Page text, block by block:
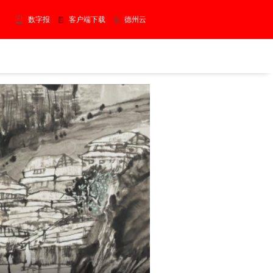
数字报 客户端下载 德州云